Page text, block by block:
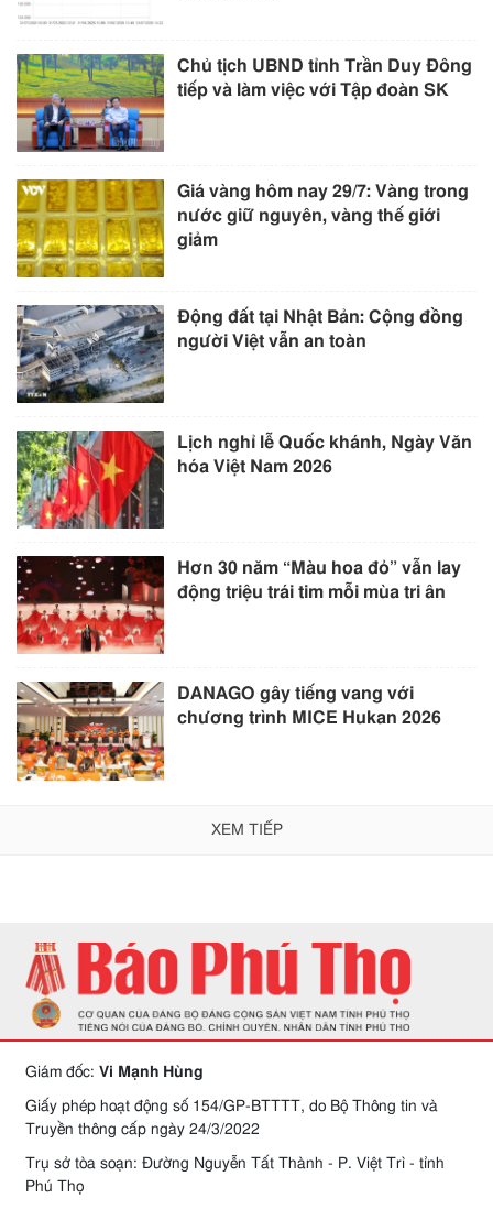
Chủ tịch UBND tỉnh Trần Duy Đông
tiếp và làm việc với Tập đoàn SK
Giá vàng hôm nay 29/7: Vàng trong
nước giữ nguyên, vàng thế giới
giảm
Động đất tại Nhật Bản: Cộng đồng
người Việt vẫn an toàn
Lịch nghỉ lễ Quốc khánh, Ngày Văn
hóa Việt Nam 2026
Hơn 30 năm “Màu hoa đỏ” vẫn lay
động triệu trái tim mỗi mùa tri ân
DANAGO gây tiếng vang với
chương trình MICE Hukan 2026
XEM TIẾP
Giám đốc: Vi Mạnh Hùng
Giấy phép hoạt động số 154/GP-BTTTT, do Bộ Thông tin và
Truyền thông cấp ngày 24/3/2022
Trụ sở tòa soạn: Đường Nguyễn Tất Thành - P. Việt Trì - tỉnh
Phú Thọ